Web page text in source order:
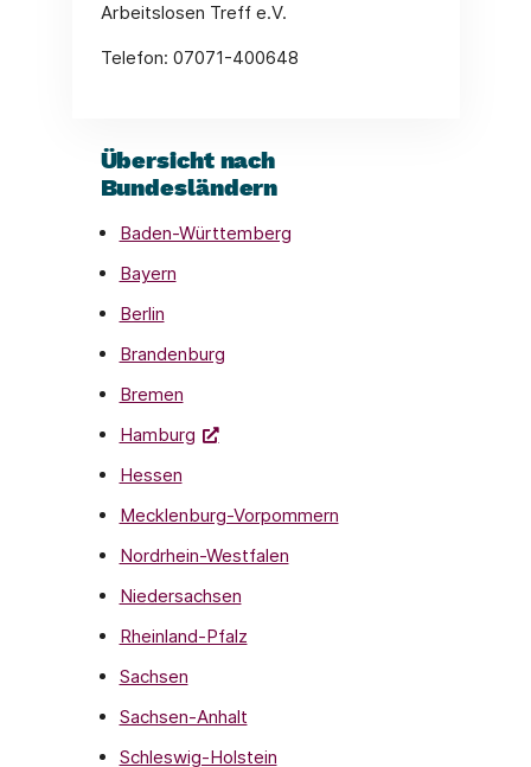
Arbeitslosen Treff e.V.
Telefon: 07071-400648
Übersicht nach
Bundesländern
Baden-Württemberg
Bayern
Berlin
Brandenburg
Bremen
Hamburg
Hessen
Mecklenburg-Vorpommern
Nordrhein-Westfalen
Niedersachsen
Rheinland-Pfalz
Sachsen
Sachsen-Anhalt
Schleswig-Holstein